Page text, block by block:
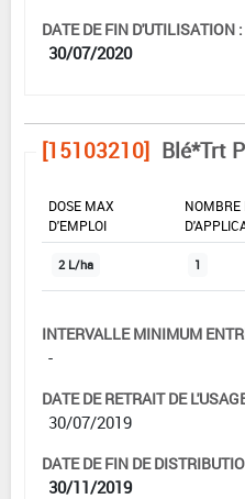
DATE DE FIN D'UTILISATION :
30/07/2020
[15103210] Blé*Trt
DOSE MAX
D'EMPLOI
NOMBRE
2 L/ha 1
INTERVALLE MINIMUM
-
DATE DE RETRAIT DE
30/07/2019
DATE DE FIN DE
30/11/2019